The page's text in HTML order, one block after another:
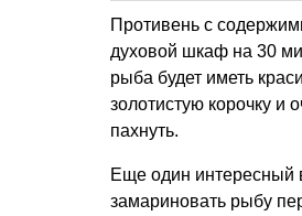
Противень с
духовой шкаф на 30
рыба будет иметь
золотистую корочку и
пахнуть.
Еще один интересный
замариновать рыбу